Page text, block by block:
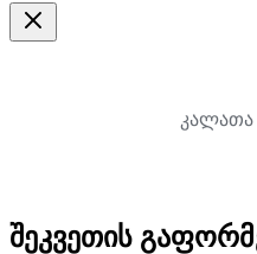
კალათა
შეკვეთის